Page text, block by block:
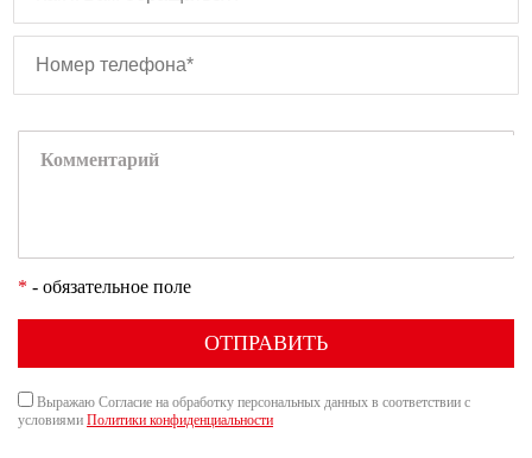
* - обязательное поле
ОТПРАВИТЬ
Выражаю Согласие на обработку персональных данных в соответствии с
условиями Политики конфиденциальности